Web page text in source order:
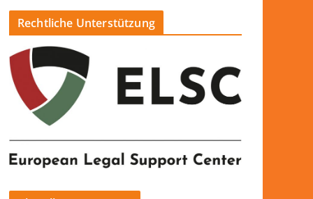
Rechtliche Unterstützung